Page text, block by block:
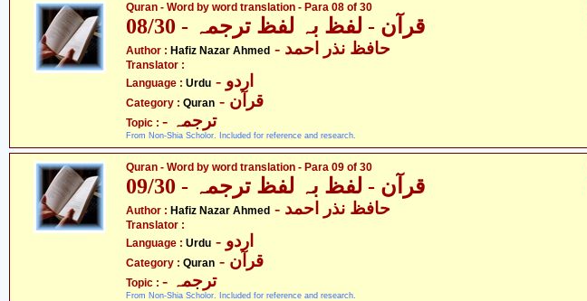
Quran - Word by word translation - Para 08 of 30
قرآن - لفظ بہ لفظ ترجمہ - 08/30
Author : Hafiz Nazar Ahmed - حافظ نذر احمد
Translator :
Language : Urdu - اردو
Category : Quran - قرآن
Topic : - ترجمہ
From Non-Shia Scholor. Included for reference and research.
Quran - Word by word translation - Para 09 of 30
قرآن - لفظ بہ لفظ ترجمہ - 09/30
Author : Hafiz Nazar Ahmed - حافظ نذر احمد
Translator :
Language : Urdu - اردو
Category : Quran - قرآن
Topic : - ترجمہ
From Non-Shia Scholor. Included for reference and research.